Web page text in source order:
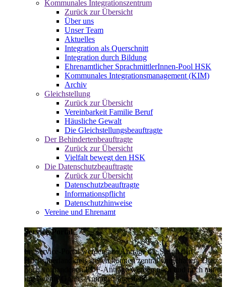
Kommunales Integrationszentrum
Zurück zur Übersicht
Über uns
Unser Team
Aktuelles
Integration als Querschnitt
Integration durch Bildung
Ehrenamtlicher SprachmittlerInnen-Pool HSK
Kommunales Integrationsmanagement (KIM)
Archiv
Gleichstellung
Zurück zur Übersicht
Vereinbarkeit Familie Beruf
Häusliche Gewalt
Die Gleichstellungsbeauftragte
Der Behindertenbeauftragte
Zurück zur Übersicht
Vielfalt bewegt den HSK
Die Datenschutzbeauftragte
Zurück zur Übersicht
Datenschutzbeauftragte
Informationspflicht
Datenschutzhinweise
Vereine und Ehrenamt
Service-Portal
Im Service-Portal werden alle Anträge die Sie an den
Hochsauerlandkreis stellen können zentral vorgehalten. Die
noch vorhandenen PDF-Anträge werden nach und nach auf
intelligente Online-Anträge umgestellt.